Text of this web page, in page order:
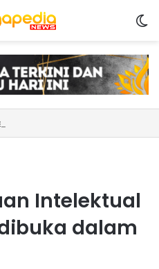
Intelektual
dalam